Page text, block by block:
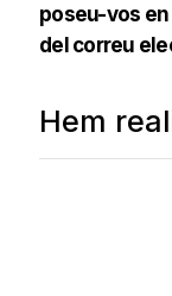
poseu-vos
del correu
Hem